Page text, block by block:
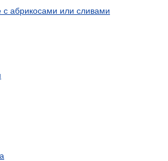
абрикосами или сливами